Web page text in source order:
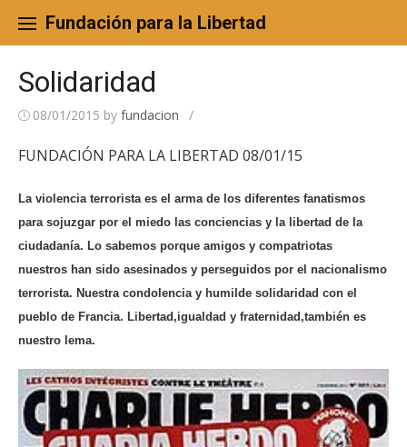
content
Fundación para la Libertad
Solidaridad
08/01/2015 by fundacion /
FUNDACIÓN PARA LA LIBERTAD 08/01/15
La violencia terrorista es el arma de los diferentes fanatismos
para sojuzgar por el miedo las conciencias y la libertad de la
ciudadanía. Lo sabemos porque amigos y compatriotas
nuestros han sido asesinados y perseguidos por el nacionalismo
terrorista. Nuestra condolencia y humilde solidaridad con el
pueblo de Francia. Libertad,igualdad y fraternidad,también es
nuestro lema.